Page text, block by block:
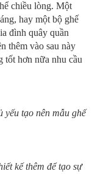
chiều lòng. Một
hay một bộ ghế
đình quây quần
thêm vào sau này
tốt hơn nữa nhu cầu
yếu tạo nên mẫu ghế
kế thêm để tạo sự